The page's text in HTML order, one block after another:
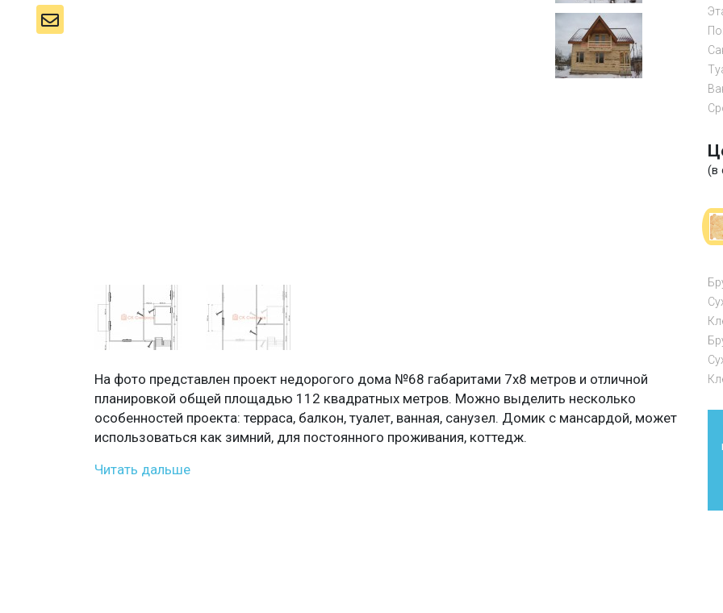
На фото представлен проект недорогого дома №68 габаритами 7х8 метров и отличной
планировкой общей площадью 112 квадратных метров. Можно выделить несколько
особенностей проекта: терраса, балкон, туалет, ванная, санузел. Домик с мансардой, может
использоваться как зимний, для постоянного проживания, коттедж.
Читать дальше
(в